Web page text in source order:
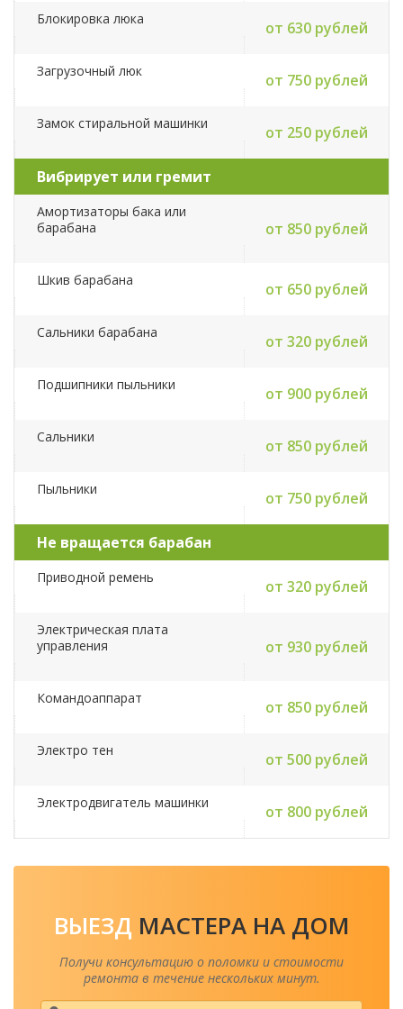
Блокировка люка от 630 рублей
Загрузочный люк от 750 рублей
Замок стиральной машинки от 250 рублей
Вибрирует или гремит
Амортизаторы бака или
барабана
от 850 рублей
Шкив барабана от 650 рублей
Сальники барабана от 320 рублей
Подшипники пыльники от 900 рублей
Сальники от 850 рублей
Пыльники от 750 рублей
Не вращается барабан
Приводной ремень от 320 рублей
Электрическая плата
управления
от 930 рублей
Командоаппарат от 850 рублей
Электро тен от 500 рублей
Электродвигатель машинки от 800 рублей
ВЫЕЗД МАСТЕРА НА ДОМ
Получи консультацию о поломки и стоимости
ремонта в течение нескольких минут.